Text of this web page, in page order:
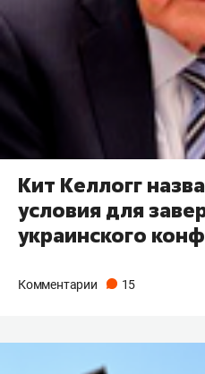
Кит Келлогг
условия для
украинского
Комментарии 15